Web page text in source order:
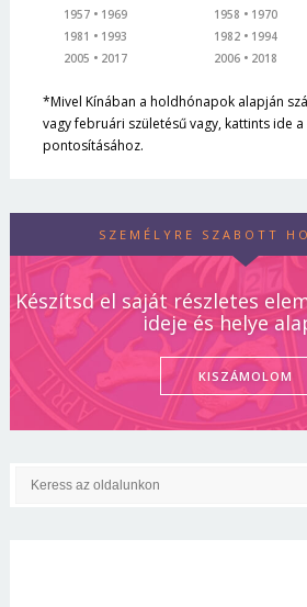
1957
1969
1981
1993
2005
2017
1958
1970
1982
1994
2006
2018
*Mivel Kínában a holdhónapok alapján
vagy februári születésű vagy, kattints ide
pontosításához.
SZEMÉLYRE SZABOTT
Készítsd el saját részletes
ideje és helye
KISZÁMOLOM